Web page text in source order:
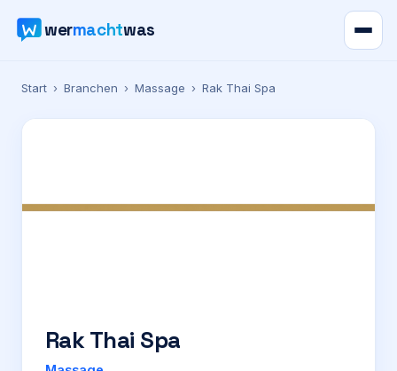
wermachtwas
Verzeichnis
Preise
Start › Branchen › Massage › Rak Thai Spa
Rak Thai Spa